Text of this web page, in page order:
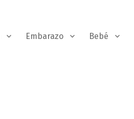
Embarazo Bebé